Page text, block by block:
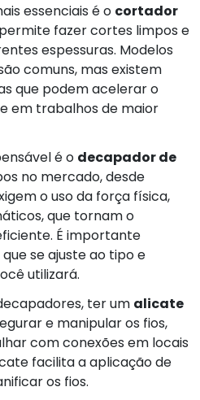
essenciais é o cortador
fazer cortes limpos e
espessuras. Modelos
comuns, mas existem
que podem acelerar o
em trabalhos de maior
é o decapador de
no mercado, desde
o uso da força física,
que tornam o
É importante
se ajuste ao tipo e
utilizará.
ter um alicate
e manipular os fios,
com conexões em locais
facilita a aplicação de
os fios.